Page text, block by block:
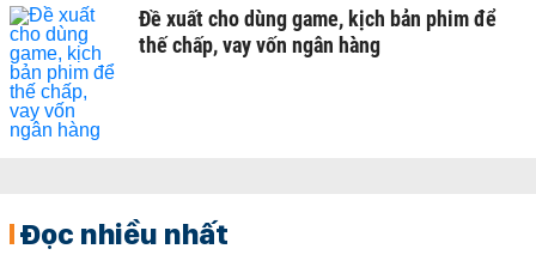
Đề xuất cho dùng game, kịch bản phim để
thế chấp, vay vốn ngân hàng
Đọc nhiều nhất